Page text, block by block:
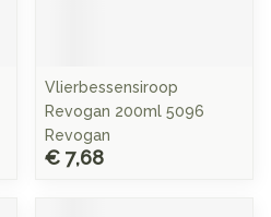
Vlierbessensiroop
Revogan 200ml 5096
Revogan
€ 7,68